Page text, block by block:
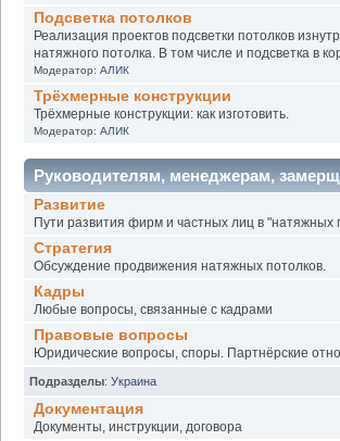
Подсветка потолков
Реализация проектов подсветки потолков
натяжного потолка. В том числе и подсветка в
Модератор: АЛИК
Трёхмерные конструкции
Трёхмерные конструкции: как изготовить.
Модератор: АЛИК
Руководителям, менеджерам,
Развитие
Пути развития фирм и частных лиц в "натяжных
Стратегия
Обсуждение продвижения натяжных потолков.
Кадры
Любые вопросы, связанные с кадрами
Правовые вопросы
Юридические вопросы, споры. Партнёрские
Подразделы: Украина
Документация
Документы, инструкции, договора